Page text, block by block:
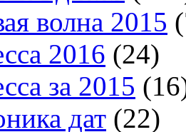
волна 2015
2016 (24)
за 2015
дат (22)